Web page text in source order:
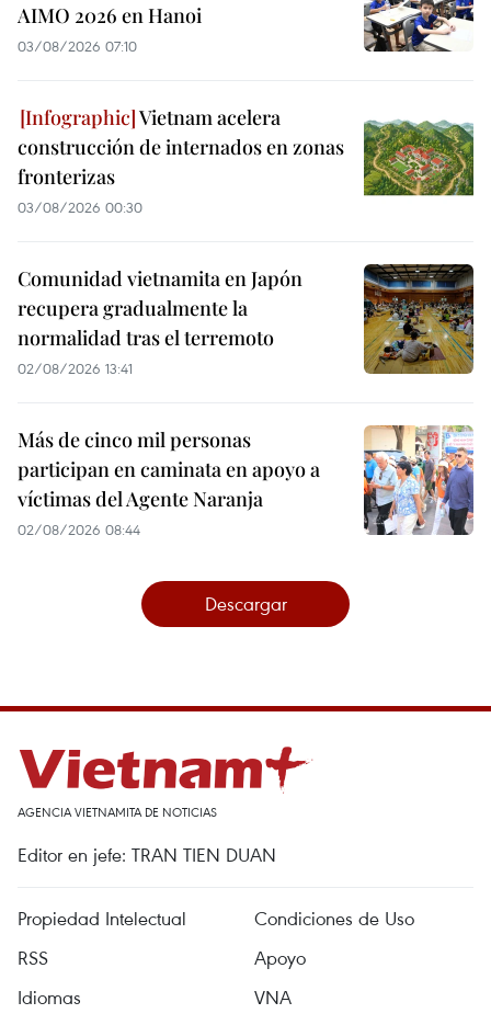
AIMO 2026 en Hanoi
03/08/2026 07:10
Vietnam acelera
construcción de internados en zonas
fronterizas
03/08/2026 00:30
Comunidad vietnamita en Japón
recupera gradualmente la
normalidad tras el terremoto
02/08/2026 13:41
Más de cinco mil personas
participan en caminata en apoyo a
víctimas del Agente Naranja
02/08/2026 08:44
Descargar
AGENCIA VIETNAMITA DE NOTICIAS
Editor en jefe: TRAN TIEN DUAN
Propiedad Intelectual
Condiciones de Uso
RSS
Apoyo
Idiomas
VNA